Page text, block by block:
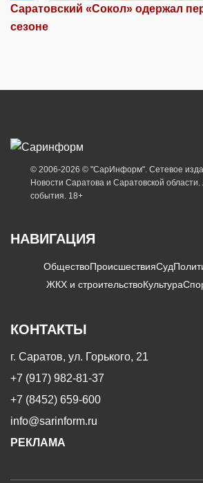
Саратовский «Сокол» одержал
сезоне
© 2006-2026 © "СарИнформ". Сетевое
Новости Саратова и Саратовской
события. 18+
НАВИГАЦИЯ
ОбществоПроисшествияСуд
ЖКХ и строительствоКультура
КОНТАКТЫ
г. Саратов, ул. Горького, 21
+7 (917) 982-81-37
+7 (8452) 659-600
info@sarinform.ru
РЕКЛАМА